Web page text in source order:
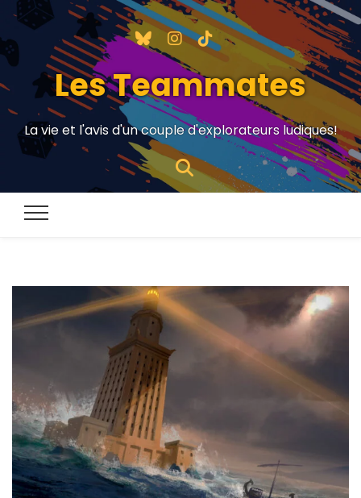
Les Teammates
La vie et l'avis d'un couple d'explorateurs ludiques!